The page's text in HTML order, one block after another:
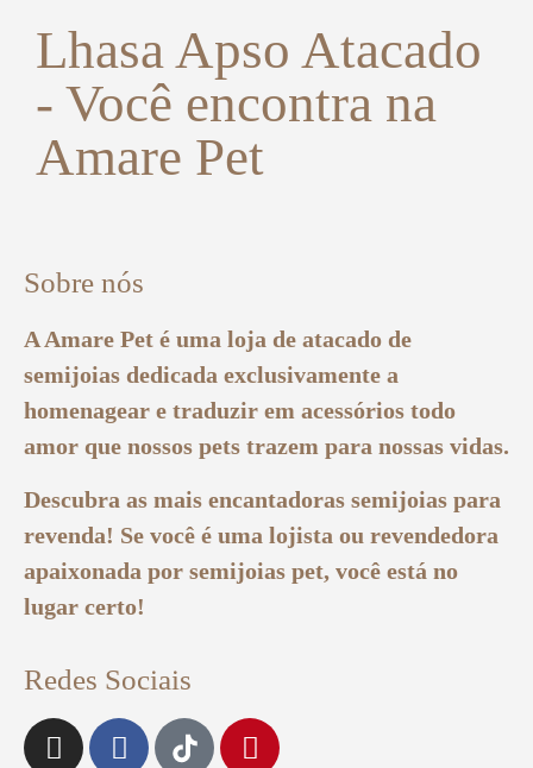
Lhasa Apso Atacado
- Você encontra na
Amare Pet
Sobre nós
A Amare Pet é uma loja de atacado de
semijoias dedicada exclusivamente a
homenagear e traduzir em acessórios todo
amor que nossos pets trazem para nossas vidas.
Descubra as mais encantadoras semijoias para
revenda! Se você é uma lojista ou revendedora
apaixonada por semijoias pet, você está no
lugar certo!
Redes Sociais